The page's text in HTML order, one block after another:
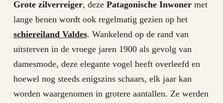
Grote zilverreiger, deze Patagonische Inwonermet
lange benen wordt ook regelmatig gezien op het
schiereiland Valdes. Wankelend op de rand van
uitsterven in de vroege jaren 1900 als gevolg van
damesmode, deze elegante vogel heeft overleefd en
hoewel nog steeds enigszins schaars, elk jaar kan
worden waargenomen in grotere aantallen. Ze werden